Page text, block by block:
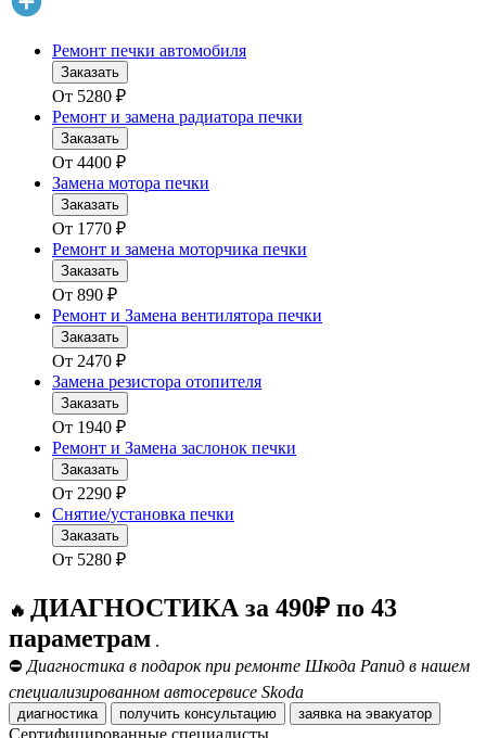
Ремонт печки автомобиля
Заказать
От 5280 ₽
Ремонт и замена радиатора печки
Заказать
От 4400 ₽
Замена мотора печки
Заказать
От 1770 ₽
Ремонт и замена моторчика печки
Заказать
От 890 ₽
Ремонт и Замена вентилятора печки
Заказать
От 2470 ₽
Замена резистора отопителя
Заказать
От 1940 ₽
Ремонт и Замена заслонок печки
Заказать
От 2290 ₽
Снятие/установка печки
Заказать
От 5280 ₽
🔥 ДИАГНОСТИКА за 490₽ по 43
параметрам .
⛔ Диагностика в подарок при ремонте Шкода Рапид в нашем
специализированном автосервисе Skoda
диагностика получить консультацию заявка на эвакуатор